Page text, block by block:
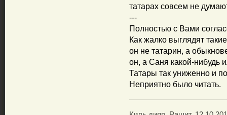
татарах совсем не
---
Полностью с Вами
Как жалко выглядят
он не татарин, а
он, а Саня какой-нибудь
Татары так униженно и
Неприятно было читать.